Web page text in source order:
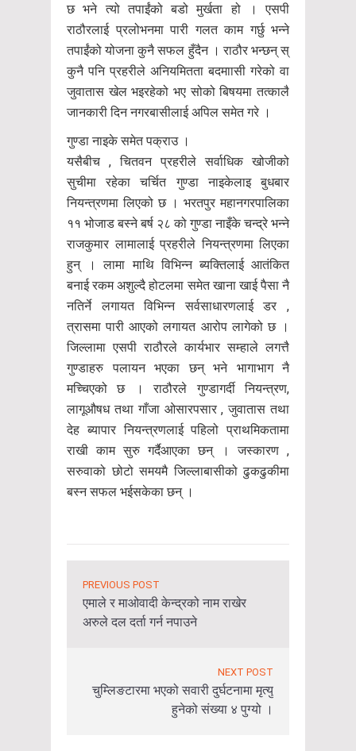
छ भने त्यो तपाईंको बडो मुर्खता हो । एसपी
राठौरलाई प्रलोभनमा पारी गलत काम गर्छु भन्ने
तपाईंको योजना कुनै सफल हुँदैन । राठौर भन्छन् स्
कुनै पनि प्रहरीले अनियमितता बदमाासी गरेको वा
जुवातास खेल भइरहेको भए सोको बिषयमा तत्कालै
जानकारी दिन नगरबासीलाई अपिल समेत गरे ।
गुण्डा नाइके समेत पक्राउ ।
यसैबीच , चितवन प्रहरीले सर्वाधिक खोजीको
सुचीमा रहेका चर्चित गुण्डा नाइकेलाइ बुधबार
नियन्त्रणमा लिएको छ । भरतपुर महानगरपालिका
११ भोजाड बस्ने बर्ष २८ को गुण्डा नाइँके चन्द्रे भन्ने
राजकुमार लामालाई प्रहरीले नियन्त्रणमा लिएका
हुन् । लामा माथि विभिन्न ब्यक्तिलाई आतंकित
बनाई रकम अशुल्दै होटलमा समेत खाना खाई पैसा नै
नतिर्ने लगायत विभिन्न सर्वसाधारणलाई डर ,
त्रासमा पारी आएको लगायत आरोप लागेको छ ।
जिल्लामा एसपी राठौरले कार्यभार सम्हाले लगत्तै
गुण्डाहरु पलायन भएका छन् भने भागाभाग नै
मच्चिएको छ । राठौरले गुण्डागर्दी नियन्त्रण,
लागूऔषध तथा गाँजा ओसारपसार , जुवातास तथा
देह ब्यापार नियन्त्रणलाई पहिलो प्राथमिकतामा
राखी काम सुरु गर्दैआएका छन् । जस्कारण ,
सरुवाको छोटो समयमै जिल्लाबासीको ढुकढुकीमा
बस्न सफल भईसकेका छन् ।
PREVIOUS POST
एमाले र माओवादी केन्द्रको नाम राखेर
अरुले दल दर्ता गर्न नपाउने
NEXT POST
चुम्लिङटारमा भएको सवारी दुर्घटनामा मृत्यु
हुनेको संख्या ४ पुग्यो ।